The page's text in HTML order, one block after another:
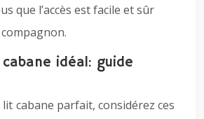
que l’accès est facile et sûr
idéal: guide
cabane parfait, considérez ces